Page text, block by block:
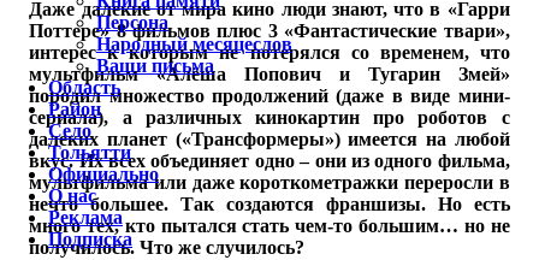
Даже далекие от мира кино люди знают, что в «Гарри
Поттере» 8 фильмов плюс 3 «Фантастические твари»,
интерес к которым не потерялся со временем, что
мультфильм «Алёша Попович и Тугарин Змей»
породил множество продолжений (даже в виде мини-
сериала), а различных кинокартин про роботов с
далеких планет («Трансформеры») имеется на любой
вкус. Их всех объединяет одно – они из одного фильма,
мультфильма или даже короткометражки переросли в
нечто большее. Так создаются франшизы. Но есть
много тех, кто пытался стать чем-то большим… но не
получилось. Что же случилось?
Персона
Народный месяцеслов
Ваши письма
Область
Район
Село
Тольятти
Официально
О нас
Реклама
Подписка